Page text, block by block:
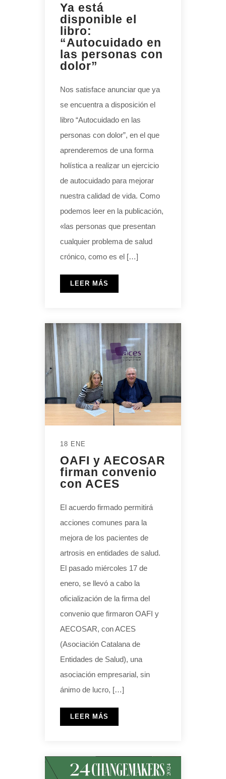
Ya está
disponible el
libro:
“Autocuidado en
las personas con
dolor”
Nos satisface anunciar que ya
se encuentra a disposición el
libro “Autocuidado en las
personas con dolor”, en el que
aprenderemos de una forma
holística a realizar un ejercicio
de autocuidado para mejorar
nuestra calidad de vida. Como
podemos leer en la publicación,
«las personas que presentan
cualquier problema de salud
crónico, como es el […]
LEER MÁS
18 ENE
OAFI y AECOSAR
firman convenio
con ACES
El acuerdo firmado permitirá
acciones comunes para la
mejora de los pacientes de
artrosis en entidades de salud.
El pasado miércoles 17 de
enero, se llevó a cabo la
oficialización de la firma del
convenio que firmaron OAFI y
AECOSAR, con ACES
(Asociación Catalana de
Entidades de Salud), una
asociación empresarial, sin
ánimo de lucro, […]
LEER MÁS